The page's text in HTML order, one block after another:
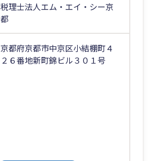
税理士法人エム・エイ・シー京
都
京都府京都市中京区小結棚町４
２６番地新町錦ビル３０１号